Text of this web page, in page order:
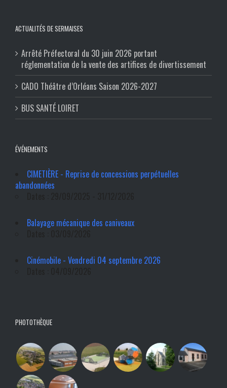
ACTUALITÉS DE SERMAISES
Arrêté Préfectoral du 30 juin 2026 portant
réglementation de la vente des artifices de divertissement
CADO Théâtre d’Orléans Saison 2026-2027
BUS SANTÉ LOIRET
ÉVÉNEMENTS
CIMETIÈRE - Reprise de concessions perpétuelles
abandonnées
Balayage mécanique des caniveaux
Cinémobile - Vendredi 04 septembre 2026
PHOTOTHÈQUE